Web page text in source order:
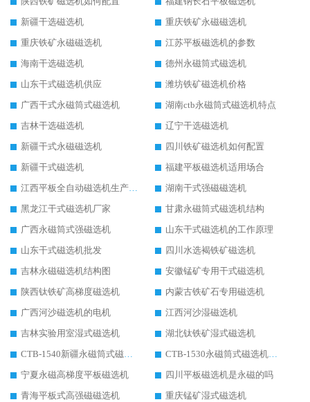
新疆干选磁选机
重庆铁矿永磁磁选机
重庆铁矿永磁磁选机
江苏平板磁选机的参数
海南干选磁选机
德州永磁筒式磁选机
山东干式磁选机供应
潍坊铁矿磁选机价格
广西干式永磁筒式磁选机
湖南ctb永磁筒式磁选机特点
吉林干选磁选机
辽宁干选磁选机
新疆干式永磁磁选机
四川铁矿磁选机如何配置
新疆干式磁选机
福建平板磁选机适用场合
江西平板全自动磁选机生产厂家
湖南干式强磁磁选机
黑龙江干式磁选机厂家
甘肃永磁筒式磁选机结构
广西永磁筒式强磁选机
山东干式磁选机的工作原理
山东干式磁选机批发
四川水选褐铁矿磁选机
吉林永磁磁选机结构图
安徽锰矿专用干式磁选机
陕西钛铁矿高梯度磁选机
内蒙古铁矿石专用磁选机
广西河沙磁选机的电机
江西河沙湿磁选机
吉林实验用室湿式磁选机
湖北钛铁矿湿式磁选机
CTB-1540新疆永磁筒式磁选机
CTB-1530永磁筒式磁选机代理商
宁夏永磁高梯度平板磁选机
四川平板磁选机是永磁的吗
青海平板式高强磁磁选机
重庆锰矿湿式磁选机